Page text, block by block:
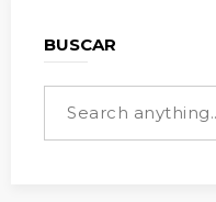
BUSCAR